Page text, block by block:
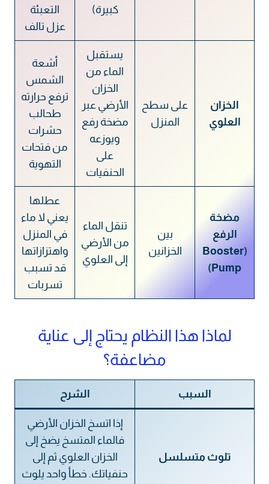
كبيرة)
التعبئة
عزل تالف
الخزان
العلوي
على سطح
المنزل
يستقبل
الماء من
الخزان
الأرضي عبر
مضخة رفع
ويوزعه
على
الحنفيات
أشعة
الشمس
ترفع حرارته
طحالب
حشرات
من فتحات
التهوية
مضخة
الرفع
(Booster
Pump)
بين
الخزانين
تنقل الماء
من الأرضي
إلى العلوي
عطلها
يعني لا ماء
في المنزل
واهتزازاتها
قد تسبب
تسربات
لماذا هذا النظام يحتاج إلى عناية
مضاعفة؟
السبب الشرح
تلوث متسلسل
إذا اتسخ الخزان الأرضي
فالماء المتسخ يضخ إلى
الخزان العلوي ثم إلى
حنفياتك. خطأ واحد يلوث